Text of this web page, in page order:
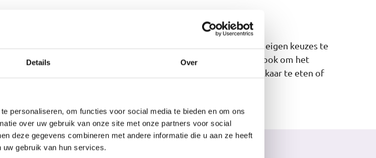
Details Over
personaliseren, om functies voor social media te bieden en om ons
over uw gebruik van onze site met onze partners voor social
deze gegevens combineren met andere informatie die u aan ze heeft
gebruik van hun services.
We stimuleren je om zelf na te denken over oplossingen en eigen keuzes te
begeleiding ondersteunt je, biedt ruimte voor ontwikkeling en ook om het
Maar kunt ook met andere bewoners afspreken om bij elkaar te eten of